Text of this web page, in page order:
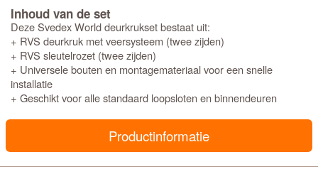
Inhoud van de set
Deze Svedex World deurkrukset bestaat uit:
+ RVS deurkruk met veersysteem (twee zijden)
+ RVS sleutelrozet (twee zijden)
+ Universele bouten en montagemateriaal voor een snelle
installatie
+ Geschikt voor alle standaard loopsloten en binnendeuren
Productinformatie